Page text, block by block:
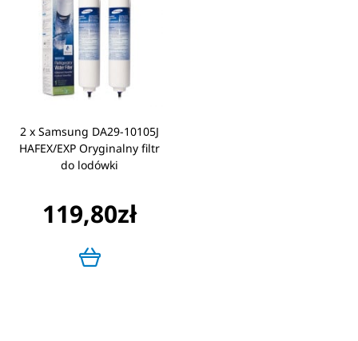
2 x Samsung DA29-10105J
HAFEX/EXP Oryginalny filtr
do lodówki
119,80zł